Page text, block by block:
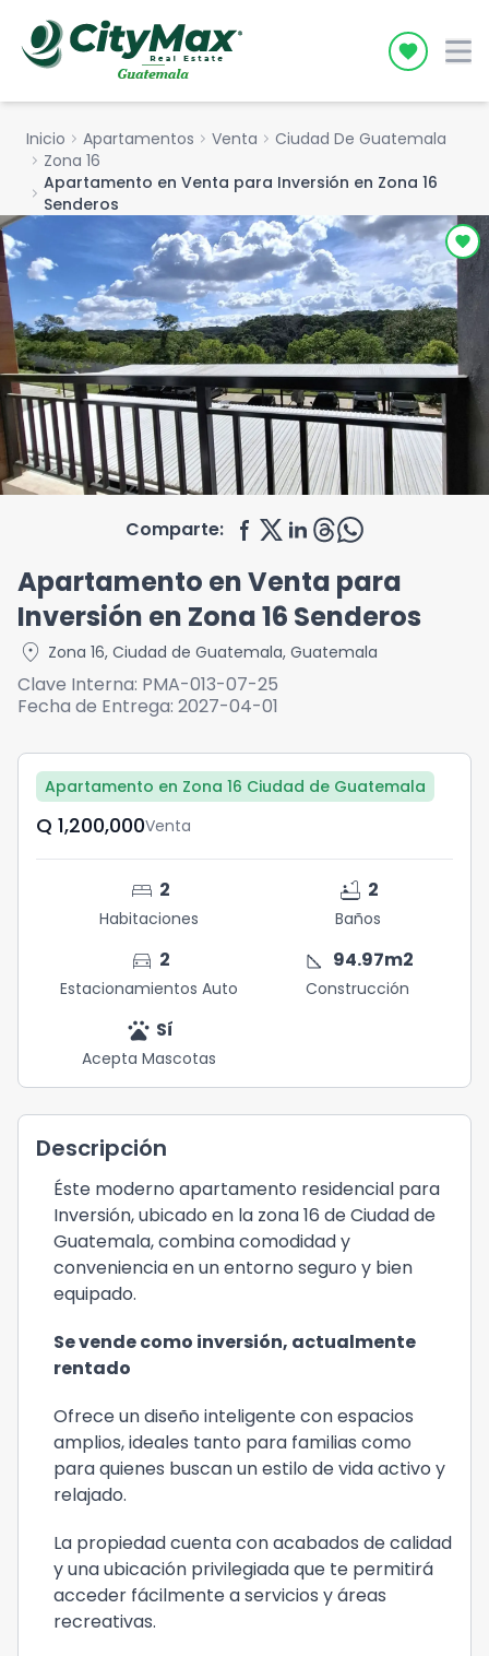
Icon
Inicio chevron_right Apartamentos chevron_right Venta chevron_right Ciudad De Guatemala
chevron_right Zona 16
chevron_right Apartamento en Venta para Inversión en Zona 16
Senderos
Comparte:
Apartamento en Venta para
Inversión en Zona 16 Senderos
location_on Zona 16, Ciudad de Guatemala, Guatemala
Clave Interna: PMA-013-07-25
Fecha de Entrega: 2027-04-01
Apartamento en Zona 16 Ciudad de Guatemala
Q	1,200,000Venta
bed 2
Habitaciones
bathtub 2
Baños
directions_car 2
Estacionamientos Auto
square_foot 94.97m2
Construcción
pets Sí
Acepta Mascotas
Descripción
Éste moderno apartamento residencial para
Inversión, ubicado en la zona 16 de Ciudad de
Guatemala, combina comodidad y
conveniencia en un entorno seguro y bien
equipado.
Se vende como inversión, actualmente
rentado
Ofrece un diseño inteligente con espacios
amplios, ideales tanto para familias como
para quienes buscan un estilo de vida activo y
relajado.
La propiedad cuenta con acabados de calidad
y una ubicación privilegiada que te permitirá
acceder fácilmente a servicios y áreas
recreativas.